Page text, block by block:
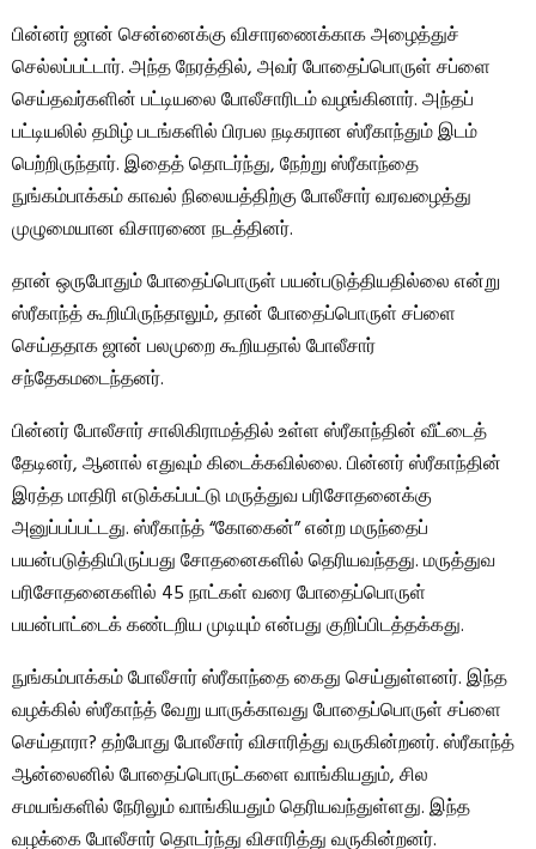
பின்னர் ஜான் சென்னைக்கு விசாரணைக்காக அழைத்துச்
செல்லப்பட்டார். அந்த நேரத்தில், அவர் போதைப்பொருள் சப்ளை
செய்தவர்களின் பட்டியலை போலீசாரிடம் வழங்கினார். அந்தப்
பட்டியலில் தமிழ் படங்களில் பிரபல நடிகரான ஸ்ரீகாந்தும் இடம்
பெற்றிருந்தார். இதைத் தொடர்ந்து, நேற்று ஸ்ரீகாந்தை
நுங்கம்பாக்கம் காவல் நிலையத்திற்கு போலீசார் வரவழைத்து
முழுமையான விசாரணை நடத்தினர்.
தான் ஒருபோதும் போதைப்பொருள் பயன்படுத்தியதில்லை என்று
ஸ்ரீகாந்த் கூறியிருந்தாலும், தான் போதைப்பொருள் சப்ளை
செய்ததாக ஜான் பலமுறை கூறியதால் போலீசார்
சந்தேகமடைந்தனர்.
பின்னர் போலீசார் சாலிகிராமத்தில் உள்ள ஸ்ரீகாந்தின் வீட்டைத்
தேடினர், ஆனால் எதுவும் கிடைக்கவில்லை. பின்னர் ஸ்ரீகாந்தின்
இரத்த மாதிரி எடுக்கப்பட்டு மருத்துவ பரிசோதனைக்கு
அனுப்பப்பட்டது. ஸ்ரீகாந்த் “கோகைன்” என்ற மருந்தைப்
பயன்படுத்தியிருப்பது சோதனைகளில் தெரியவந்தது. மருத்துவ
பரிசோதனைகளில் 45 நாட்கள் வரை போதைப்பொருள்
பயன்பாட்டைக் கண்டறிய முடியும் என்பது குறிப்பிடத்தக்கது.
நுங்கம்பாக்கம் போலீசார் ஸ்ரீகாந்தை கைது செய்துள்ளனர். இந்த
வழக்கில் ஸ்ரீகாந்த் வேறு யாருக்காவது போதைப்பொருள் சப்ளை
செய்தாரா? தற்போது போலீசார் விசாரித்து வருகின்றனர். ஸ்ரீகாந்த்
ஆன்லைனில் போதைப்பொருட்களை வாங்கியதும், சில
சமயங்களில் நேரிலும் வாங்கியதும் தெரியவந்துள்ளது. இந்த
வழக்கை போலீசார் தொடர்ந்து விசாரித்து வருகின்றனர்.